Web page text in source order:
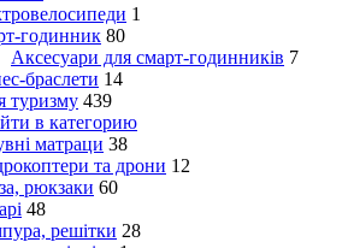
1
годинник 80
Аксесуари для смарт-годинників 7
браслети 14
туризму 439
в категорию
матраци 38
та дрони 12
рюкзаки 60
48
решітки 28